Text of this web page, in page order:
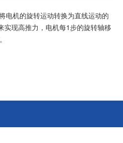
电机的旋转运动转换为直线运动的
实现高推力，电机每1步的旋转轴移